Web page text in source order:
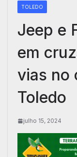
TOLEDO
Jeep e
em
vias no
Toledo
julho 15, 2024